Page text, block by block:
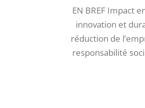
EN BREF Impact
innovation et
réduction de
responsabilité